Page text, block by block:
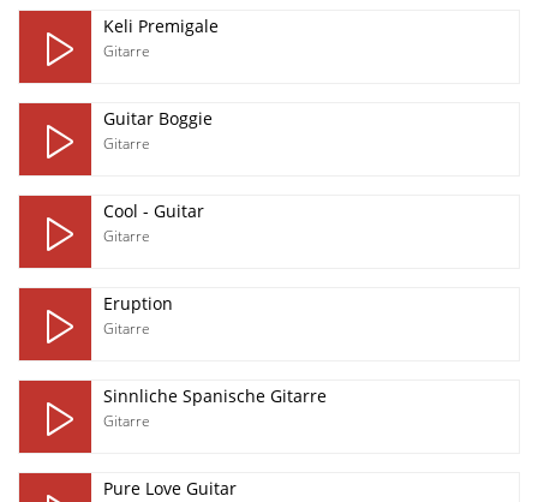
Keli Premigale
Gitarre
Guitar Boggie
Gitarre
Cool - Guitar
Gitarre
Eruption
Gitarre
Sinnliche Spanische Gitarre
Gitarre
Pure Love Guitar